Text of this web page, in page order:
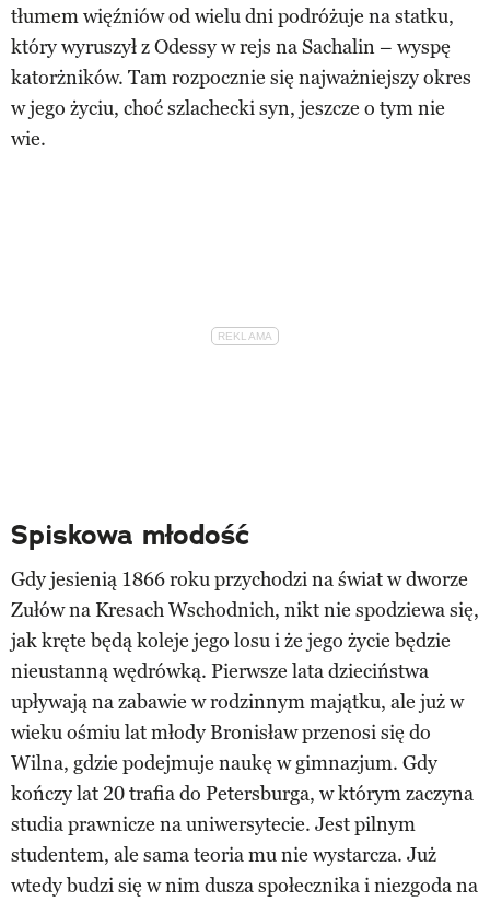
tłumem więźniów od wielu dni podróżuje na statku,
który wyruszył z Odessy w rejs na Sachalin – wyspę
katorżników. Tam rozpocznie się najważniejszy okres
w jego życiu, choć szlachecki syn, jeszcze o tym nie
wie.
Spiskowa młodość
Gdy jesienią 1866 roku przychodzi na świat w dworze
Zułów na Kresach Wschodnich, nikt nie spodziewa się,
jak kręte będą koleje jego losu i że jego życie będzie
nieustanną wędrówką. Pierwsze lata dzieciństwa
upływają na zabawie w rodzinnym majątku, ale już w
wieku ośmiu lat młody Bronisław przenosi się do
Wilna, gdzie podejmuje naukę w gimnazjum. Gdy
kończy lat 20 trafia do Petersburga, w którym zaczyna
studia prawnicze na uniwersytecie. Jest pilnym
studentem, ale sama teoria mu nie wystarcza. Już
wtedy budzi się w nim dusza społecznika i niezgoda na